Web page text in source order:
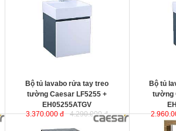
435x435x400 mm
(EH05255ATGV)
Bộ tủ lavabo rửa tay treo
tường Caesar LF5255 +
EH05255ATGV
3.370.000 đ
4.290.000 đ
Bộ tủ
tường
Tủ lavabo